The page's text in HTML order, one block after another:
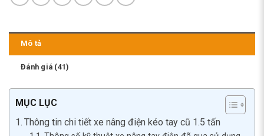
Mô tả
Đánh giá (41)
MỤC LỤC
Thông tin chi tiết xe nâng điện kéo tay cũ 1.5 tấn